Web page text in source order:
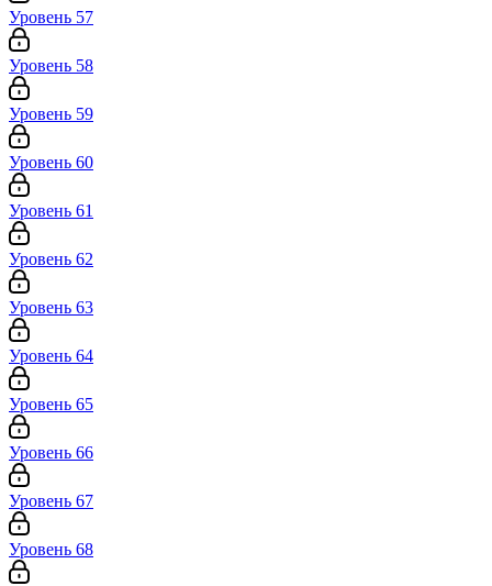
Уровень 57
Уровень 58
Уровень 59
Уровень 60
Уровень 61
Уровень 62
Уровень 63
Уровень 64
Уровень 65
Уровень 66
Уровень 67
Уровень 68